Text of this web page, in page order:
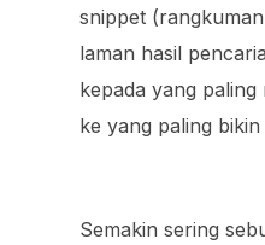
snippet
laman hasil
kepada yang
ke yang paling
Semakin sering